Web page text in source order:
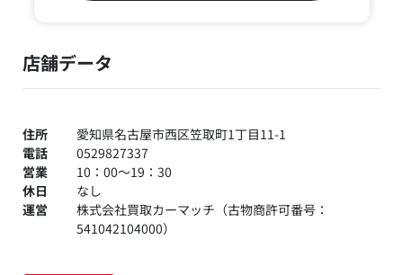
店舗データ
住所
愛知県名古屋市西区笠取町1丁目11-1
電話
0529827337
営業
10：00～19：30
休日
なし
運営
株式会社買取カーマッチ（古物商許可番号：
541042104000）